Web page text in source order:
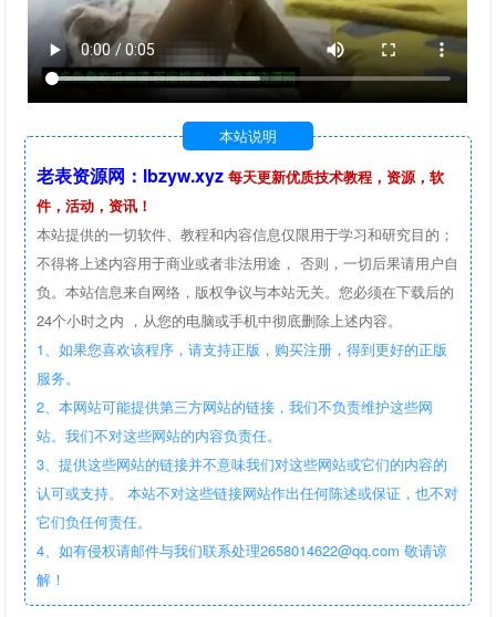
本站说明
老表资源网：lbzyw.xyz 每天更新优质技术教程，资源，软
件，活动，资讯！
本站提供的一切软件、教程和内容信息仅限用于学习和研究目的；
不得将上述内容用于商业或者非法用途， 否则，一切后果请用户自
负。本站信息来自网络，版权争议与本站无关。您必须在下载后的
24个小时之内 ，从您的电脑或手机中彻底删除上述内容。
1、如果您喜欢该程序，请支持正版，购买注册，得到更好的正版
服务。
2、本网站可能提供第三方网站的链接，我们不负责维护这些网
站。我们不对这些网站的内容负责任。
3、提供这些网站的链接并不意味我们对这些网站或它们的内容的
认可或支持。 本站不对这些链接网站作出任何陈述或保证，也不对
它们负任何责任。
4、如有侵权请邮件与我们联系处理2658014622@qq.com 敬请谅
解！